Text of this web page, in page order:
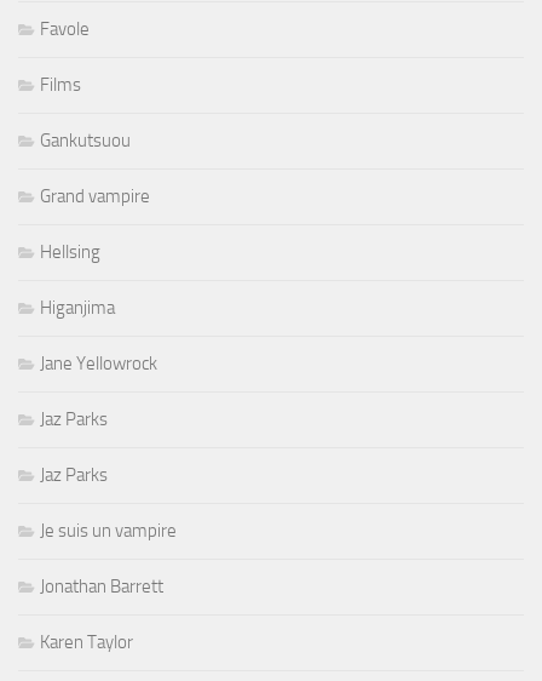
Favole
Films
Gankutsuou
Grand vampire
Hellsing
Higanjima
Jane Yellowrock
Jaz Parks
Jaz Parks
Je suis un vampire
Jonathan Barrett
Karen Taylor